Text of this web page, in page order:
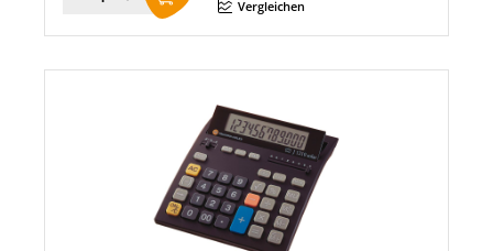
Vergleichen